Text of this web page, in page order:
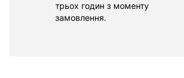
трьох годин з моменту
замовлення.